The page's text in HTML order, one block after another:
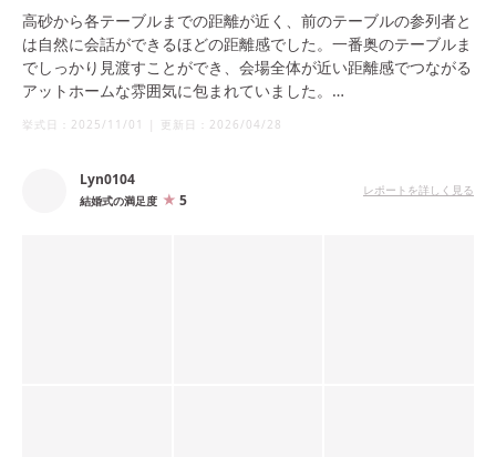
高砂から各テーブルまでの距離が近く、前のテーブルの参列者と
は自然に会話ができるほどの距離感でした。一番奥のテーブルま
でしっかり見渡すことができ、会場全体が近い距離感でつながる
アットホームな雰囲気に包まれていました。
また、海側はガラス張りになっており、神戸のシンボルであるポ
私たちは挙式が14:30、披露宴は16:00から行ったため、明るい時
挙式日： 2025/11/01 | 更新日： 2026/04/28
Lyn0104
結婚式の満足度 5
レポートを詳しく見る